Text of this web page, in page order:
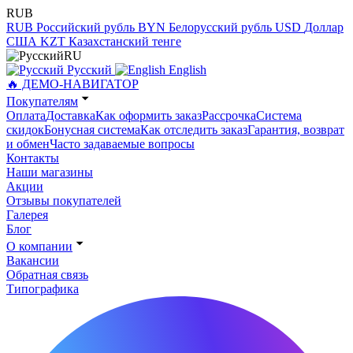
RUB
RUB Российский рубль BYN Белорусский рубль USD Доллар
США KZT Казахстанский тенге
RU
Русский
English
🔥 ДЕМО-НАВИГАТОР
Покупателям
ОплатаДоставкаКак оформить заказРассрочкаСистема
скидокБонусная системаКак отследить заказГарантия, возврат
и обменЧасто задаваемые вопросы
Контакты
Наши магазины
Акции
Отзывы покупателей
Галерея
Блог
О компании
Вакансии
Обратная связь
Типографика